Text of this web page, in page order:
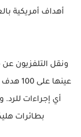
أهداف أمريكية
ونقل التلفزيون
عينها
أي إجراءات
بطائرات